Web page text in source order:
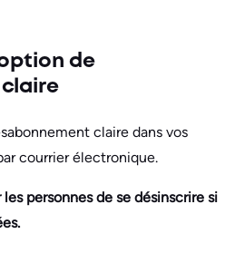
de
claire dans vos
courrier électronique.
personnes de se désinscrire si